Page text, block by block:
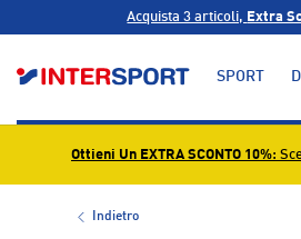
Acquista 3 articoli, Extra
SPORT
Ottieni Un EXTRA SCONTO 10%:
Indietro